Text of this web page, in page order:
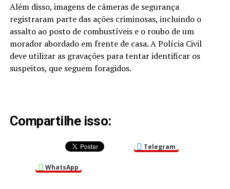
Além disso, imagens de câmeras de segurança
registraram parte das ações criminosas, incluindo o
assalto ao posto de combustíveis e o roubo de um
morador abordado em frente de casa. A Polícia Civil
deve utilizar as gravações para tentar identificar os
suspeitos, que seguem foragidos.
Compartilhe isso:
Telegram
WhatsApp